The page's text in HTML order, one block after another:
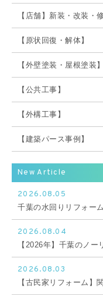
【店舗】新装・改装・
【原状回復・解体】
【外壁塗装・屋根塗装】
【公共工事】
【外構工事】
【建築パース事例】
New Article
2026.08.05
千葉の水回りリフォー
2026.08.04
【2026年】千葉のノ
2026.08.03
【古民家リフォーム】